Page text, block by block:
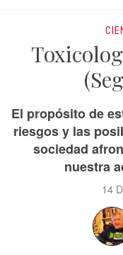
El propósito de
riesgos y las
sociedad
nuestra
14